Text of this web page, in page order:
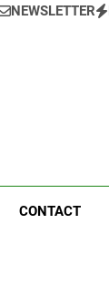
NEWSLETTER
CONTACT